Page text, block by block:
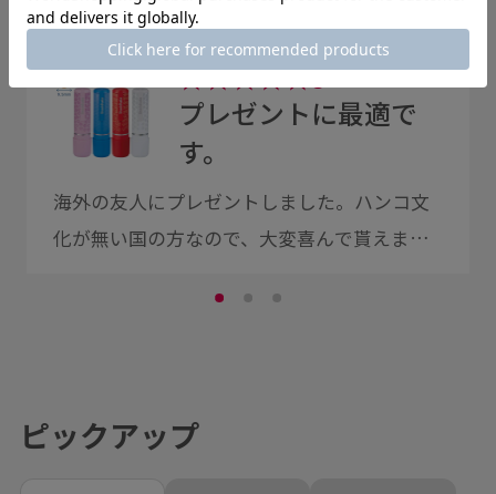
たので此方のスタンプを使い始めました。今
のところ印影も鮮明で何ら問題はありませ
ん。1日に数十回捺印するので、後は耐久性の
問題だけです。
★★★★★5
プレゼントに最適で
す。
海外の友人にプレゼントしました。ハンコ文
化が無い国の方なので、大変喜んで貰えまし
で、(雪柄のスタンプ)をチョイスしました。
ピックアップ